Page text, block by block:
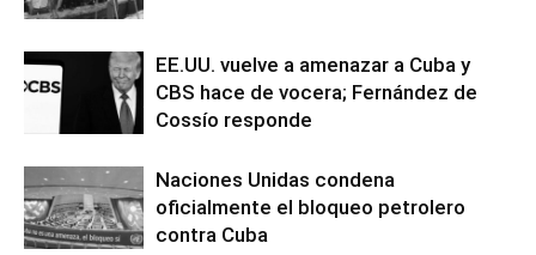
EE.UU. vuelve a amenazar a Cuba y
CBS hace de vocera; Fernández de
Cossío responde
Naciones Unidas condena
oficialmente el bloqueo petrolero
contra Cuba